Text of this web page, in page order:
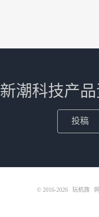
新潮科技产
投稿
© 2016-2026 玩机族